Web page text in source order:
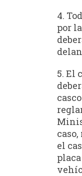
4.
por
5. El
el